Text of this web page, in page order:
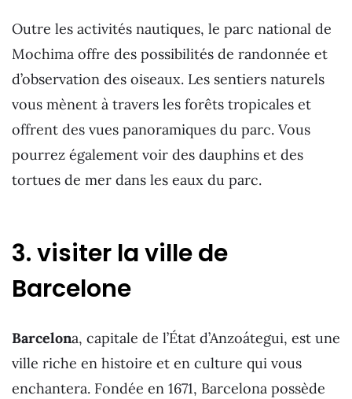
Outre les activités nautiques, le parc national de
Mochima offre des possibilités de randonnée et
d’observation des oiseaux. Les sentiers naturels
vous mènent à travers les forêts tropicales et
offrent des vues panoramiques du parc. Vous
pourrez également voir des dauphins et des
tortues de mer dans les eaux du parc.
3. visiter la ville de
Barcelone
Barcelona, capitale de l’État d’Anzoátegui, est une
ville riche en histoire et en culture qui vous
enchantera. Fondée en 1671, Barcelona possède